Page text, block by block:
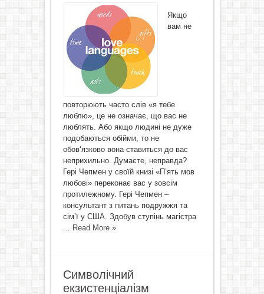
Якщо
вам не
повторюють часто слів «я тебе
люблю», це не означає, що вас не
люблять. Або якщо людині не дуже
подобаються обійми, то не
обов‘язково вона ставиться до вас
неприхильно. Думаєте, неправда?
Гері Чепмен у своїй книзі «П’ять мов
любові» переконає вас у зовсім
протилежному. Гері Чепмен –
консультант з питань подружжя та
сім’ї у США. Здобув ступінь магістра
... Read More »
Символічний
екзистенціалізм